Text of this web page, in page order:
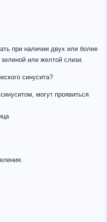
при наличии двух или более
или желтой слизи.
синусита?
могут проявиться